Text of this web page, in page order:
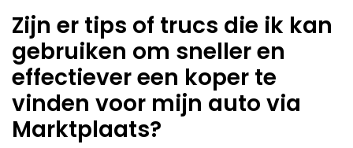
Zijn er tips of trucs die ik kan
gebruiken om sneller en
effectiever een koper te
vinden voor mijn auto via
Marktplaats?